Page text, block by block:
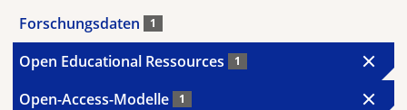
Forschungsdaten 1
Open Educational Ressources 1
Open-Access-Modelle 1